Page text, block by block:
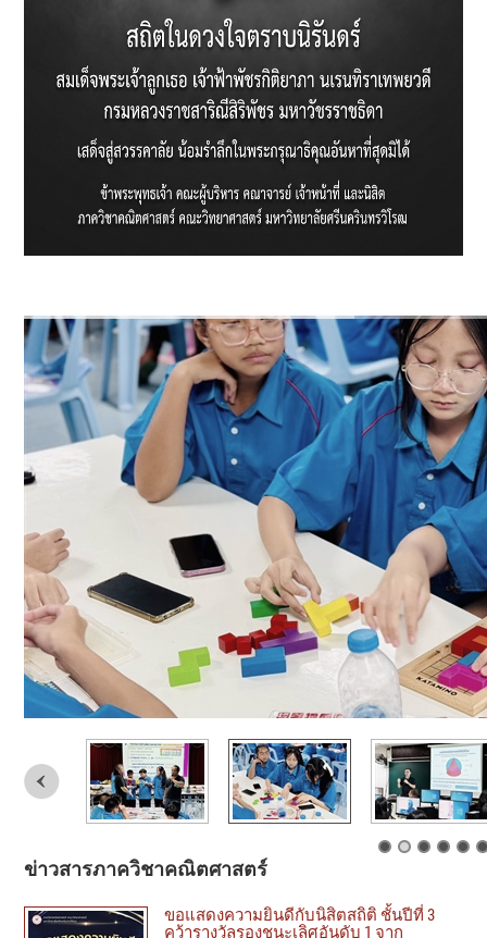
ข่าวสารภาควิชาคณิตศาสตร์
ขอแสดงความยินดีกับนิสิตสถิติ ชั้นปีที่ 3
คว้ารางวัลรองชนะเลิศอันดับ 1 จาก